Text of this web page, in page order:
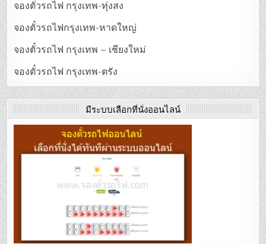
จองตั๋วรถไฟ กรุงเทพ-ทุ่งสง
จองตั๋วรถไฟกรุงเทพ-หาดใหญ่
จองตั๋วรถไฟ กรุงเทพ – เชียงใหม่
จองตั๋วรถไฟ กรุงเทพ-ตรัง
มีระบบเลือกที่นั่งออนไลน์